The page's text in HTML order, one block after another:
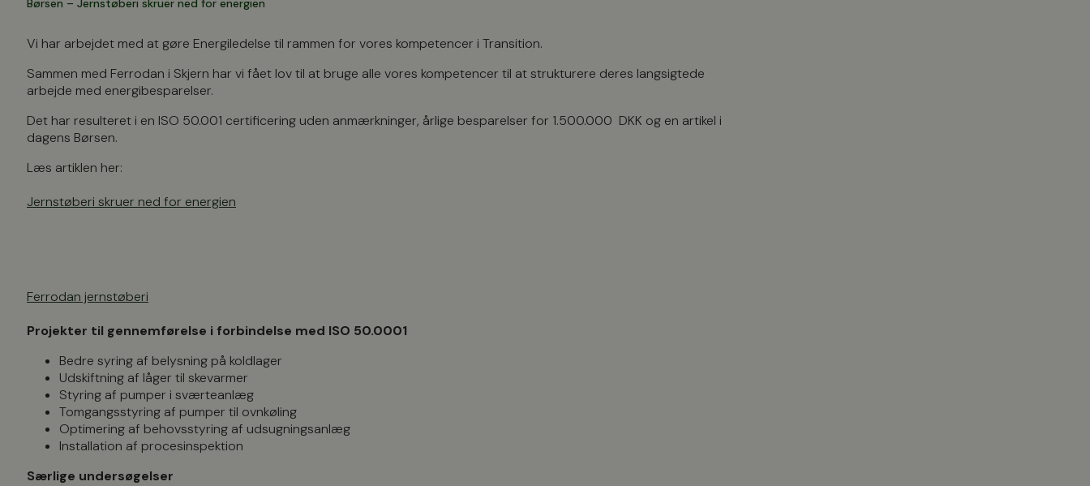
Børsen – Jernstøberi skruer ned for energien
Vi har arbejdet med at gøre Energiledelse til rammen for vores kompetencer i Transition.
Sammen med Ferrodan i Skjern har vi fået lov til at bruge alle vores kompetencer til at strukturere deres langsigtede
arbejde med energibesparelser.
Det har resulteret i en ISO 50.001 certificering uden anmærkninger, årlige besparelser for 1.500.000 DKK og en artikel i
dagens Børsen.
Læs artiklen her:
Jernstøberi skruer ned for energien
Ferrodan jernstøberi
Projekter til gennemførelse i forbindelse med ISO 50.0001
Bedre syring af belysning på koldlager
Udskiftning af låger til skevarmer
Styring af pumper i sværteanlæg
Tomgangsstyring af pumper til ovnkøling
Optimering af behovsstyring af udsugningsanlæg
Installation af procesinspektion
Særlige undersøgelser